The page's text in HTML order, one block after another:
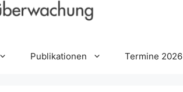
Publikationen Termine 2026